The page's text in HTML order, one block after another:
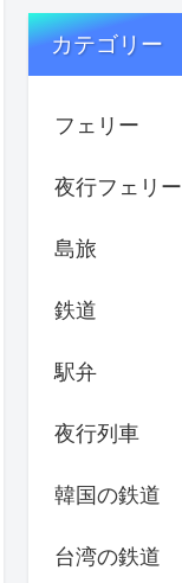
カテゴリー
フェリー
夜行フェリー
島旅
鉄道
駅弁
夜行列車
韓国の鉄道
台湾の鉄道